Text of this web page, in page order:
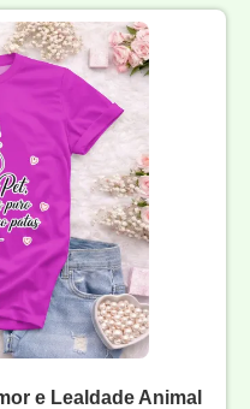
e Lealdade Animal